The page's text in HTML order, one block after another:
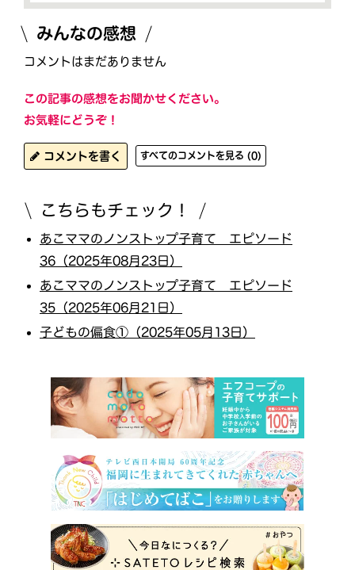
みんなの感想
コメントはまだありません
この記事の感想をお聞かせください。
お気軽にどうぞ！
コメントを書く すべてのコメントを見る (0)
こちらもチェック！
あこママのノンストップ子育て エピソード
36（2025年08月23日）
あこママのノンストップ子育て エピソード
35（2025年06月21日）
子どもの偏食①（2025年05月13日）